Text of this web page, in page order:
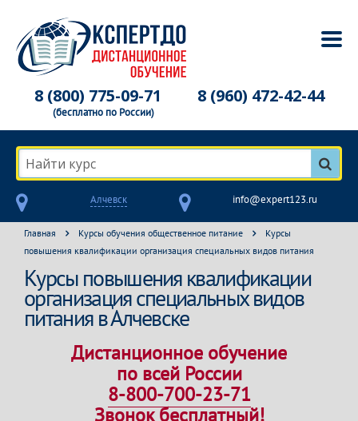
8 (800) 775-09-71
(бесплатно по России)
8 (960) 472-42-44
Найти курс
Алчевск info@expert123.ru
Главная Курсы обучения общественное питание
Курсы
повышения квалификации организация специальных видов питания
Курсы повышения квалификации
организация специальных видов
питания в Алчевске
Дистанционное обучение
по всей России
8-800-700-23-71
Звонок бесплатный!